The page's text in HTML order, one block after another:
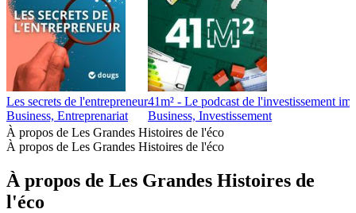
Les secrets de l'entrepreneur
Business, Entreprenariat
41m² - Le podcast de l'investissement
Business, Investissement
À propos de Les Grandes Histoires de l'éco
À propos de Les Grandes Histoires de l'éco
À propos de Les Grandes Histoires de
l'éco